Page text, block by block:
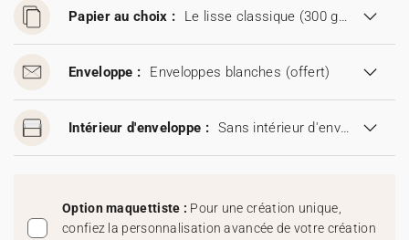
Papier au choix : Le lisse classique (300 g/m²)
Enveloppe : Enveloppes blanches (offert)
Intérieur d'enveloppe : Sans intérieur d'enveloppe
Option maquettiste : Pour une création unique,
confiez la personnalisation avancée de votre création